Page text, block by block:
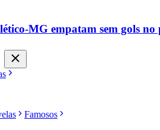
MG empatam sem gols
Famosos